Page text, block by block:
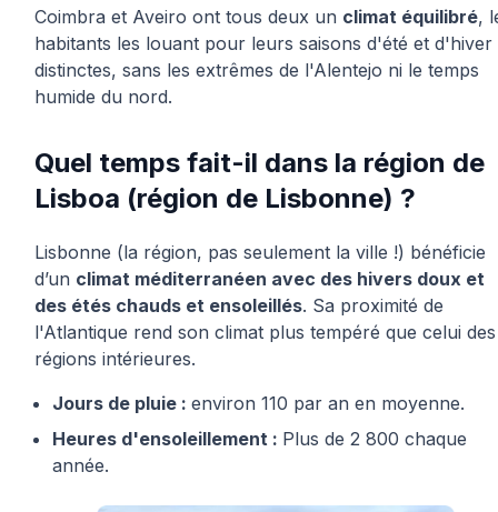
Coimbra et Aveiro ont tous deux un climat équilibré,
habitants les louant pour leurs saisons d'été et d'hiver
distinctes, sans les extrêmes de l'Alentejo ni le temps
humide du nord.
Quel temps fait-il dans la région de
Lisboa (région de Lisbonne) ?
Lisbonne (la région, pas seulement la ville !) bénéficie
d’un climat méditerranéen avec des hivers doux et
des étés chauds et ensoleillés. Sa proximité de
l'Atlantique rend son climat plus tempéré que celui des
régions intérieures.
Jours de pluie : environ 110 par an en moyenne.
Heures d'ensoleillement : Plus de 2 800 chaque
année.